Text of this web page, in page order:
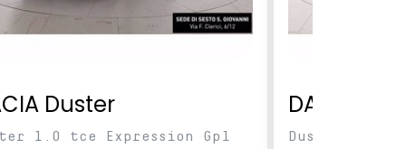
Duster
1.0 tce Expression Gpl
DACIA
Duster 1.0